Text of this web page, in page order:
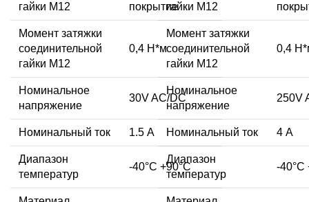
гайки M12
покрытие
Момент затяжки
соединительной
гайки M12
0,4 Н*м
Номинальное
напряжение
30V AC/DC
Номинальный ток 1.5 А
Диапазон
температур
-40°C +90°C
гайки M12
Момент затяжки
соединительной
гайки M12
0,4
Номинальное
напряжение
250V
Номинальный ток 4 А
Диапазон
температур
-40°C